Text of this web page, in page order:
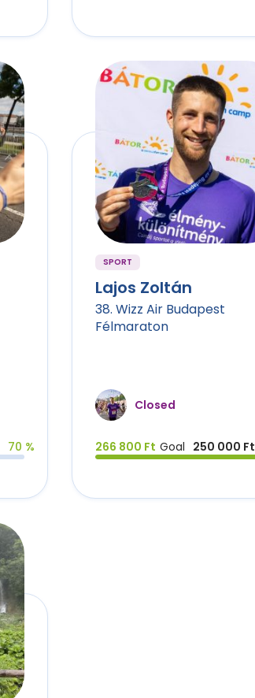
70 %
SPORT
Lajos Zoltán
38. Wizz Air Budapest
Félmaraton
Closed
266 800 Ft Goal 250 000 Ft